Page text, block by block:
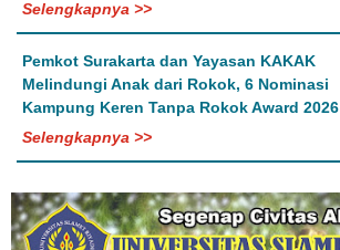
Selengkapnya >>
Pemkot Surakarta dan Yayasan KAKAK
Melindungi Anak dari Rokok, 6 Nominasi
Kampung Keren Tanpa Rokok Award 2026
Selengkapnya >>